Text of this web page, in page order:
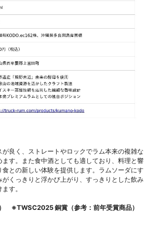
良く、ストレートやロックでラム本来の複雑な
す。また食中酒としても適しており、料理と響
食との新しい体験を提供します。ラムソーダにす
がくっきりと浮かび上がり、すっきりとした飲み
す。
※TWSC2025 銅賞（参考：前年受賞商品）